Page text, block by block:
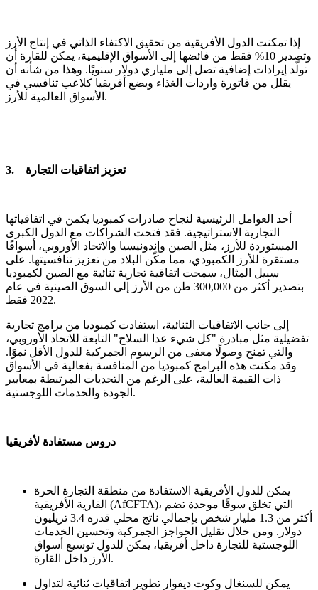
إذا تمكنت الدول الأفريقية من تحقيق الاكتفاء الذاتي في إنتاج الأرز
وتصدير 10% فقط من فائضها إلى الأسواق الإقليمية، يمكن للقارة أن
تولّد إيرادات إضافية تصل إلى ملياري دولار سنويًا. وهذا من شأنه أن
يقلل من فاتورة واردات الغذاء ويضع أفريقيا كلاعب تنافسي في
الأسواق العالمية للأرز.
3. تعزيز اتفاقيات التجارة
أحد العوامل الرئيسية لنجاح صادرات كمبوديا يكمن في اتفاقياتها
التجارية الاستراتيجية. فقد فتحت الشراكات مع الدول الكبرى
المستوردة للأرز، مثل الصين وإندونيسيا والاتحاد الأوروبي، أسواقًا
مستقرة للأرز الكمبودي، مما مكّن البلاد من تعزيز تنافسيتها. على
سبيل المثال، سمحت اتفاقية تجارية ثنائية مع الصين لكمبوديا
بتصدير أكثر من 300,000 طن من الأرز إلى السوق الصينية في عام
2022 فقط.
إلى جانب الاتفاقيات الثنائية، استفادت كمبوديا من برامج تجارية
تفضيلية مثل مبادرة "كل شيء عدا السلاح" التابعة للاتحاد الأوروبي،
والتي تمنح وصولًا معفى من الرسوم الجمركية للدول الأقل نموًا.
وقد مكنت هذه البرامج كمبوديا من المنافسة بفعالية في الأسواق
ذات القيمة العالية، على الرغم من التحديات المرتبطة بمعايير
الجودة والخدمات اللوجستية.
دروس مستفادة لأفريقيا
يمكن للدول الأفريقية الاستفادة من منطقة التجارة الحرة
القارية الأفريقية (AfCFTA)، التي تخلق سوقًا موحدة تضم
أكثر من 1.3 مليار شخص بإجمالي ناتج محلي قدره 3.4 تريليون
دولار. ومن خلال تقليل الحواجز الجمركية وتحسين الخدمات
اللوجستية للتجارة داخل أفريقيا، يمكن للدول توسيع أسواق
الأرز داخل القارة.
يمكن للسنغال وكوت ديفوار تطوير اتفاقيات ثنائية لتداول